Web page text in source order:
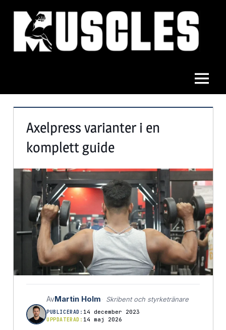
innehållMuscles
Meny
Axelpress varianter i en
komplett guide
AvMartin Holm Skribent och styrketränare
PUBLICERAD: 14 december 2023
UPPDATERAD: 14 maj 2026